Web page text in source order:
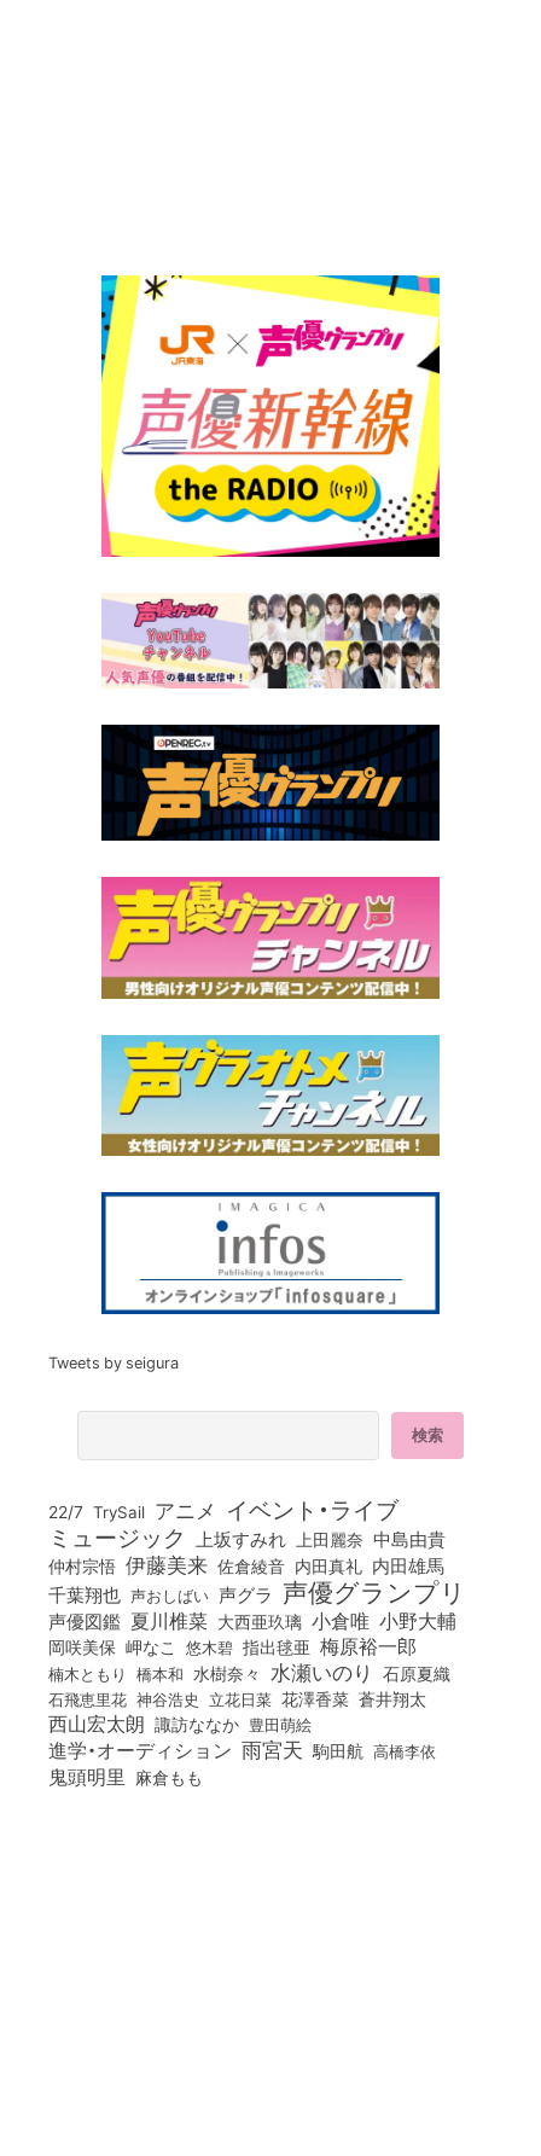
Tweets by seigura
22/7 TrySail アニメ イベント・ライブ
ミュージック 上坂すみれ 上田麗奈 中島由貴
仲村宗悟 伊藤美来 佐倉綾音 内田真礼 内田雄馬
千葉翔也 声おしばい 声グラ 声優グランプリ
声優図鑑 夏川椎菜 大西亜玖璃 小倉唯 小野大輔
岡咲美保 岬なこ 悠木碧 指出毬亜 梅原裕一郎
楠木ともり 橋本和 水樹奈々 水瀬いのり 石原夏織
石飛恵里花 神谷浩史 立花日菜 花澤香菜 蒼井翔太
西山宏太朗 諏訪ななか 豊田萌絵
進学・オーディション 雨宮天 駒田航 高橋李依
鬼頭明里 麻倉もも